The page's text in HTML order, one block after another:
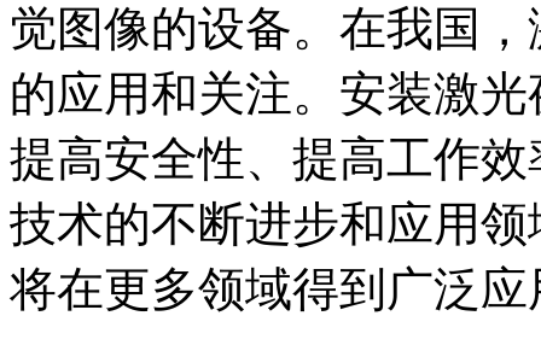
觉图像的设备。在我国
的应用和关注。安装激
提高安全性、提高工作
技术的不断进步和应用
将在更多领域得到广泛应